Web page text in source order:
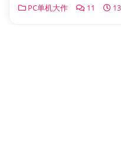
PC单机大作 11